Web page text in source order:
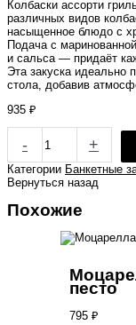
Колбаски ассорти
различных видов
насыщенное блюдо с
Подача с
и сальса — придаёт
Эта закуска идеально
стола, добавив
935 ₽
- +
Категории Банкетные
Вернуться назад
Похожие
песто
795 ₽